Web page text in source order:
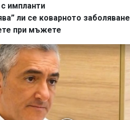
импланти
ли се коварното заболяване
при мъжете